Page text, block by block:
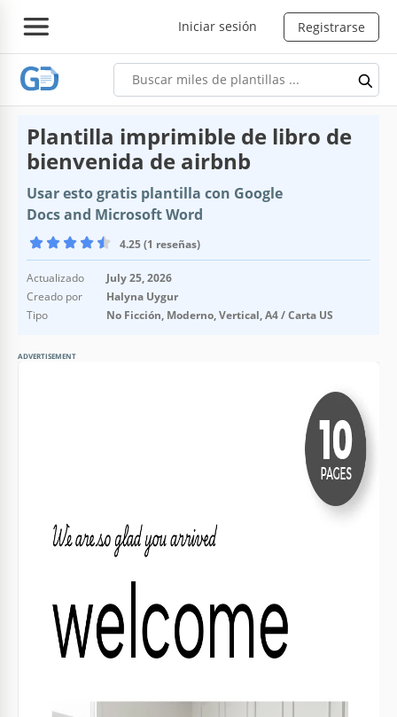
Iniciar sesión Registrarse
Plantilla imprimible de libro de
bienvenida de airbnb
Usar esto gratis plantilla con Google
Docs and Microsoft Word
4.25 (1 reseñas)
Actualizado
July 25, 2026
Creado por
Halyna Uygur
Tipo
No Ficción, Moderno, Vertical, A4 / Carta US
ADVERTISEMENT